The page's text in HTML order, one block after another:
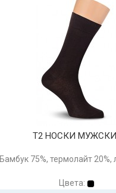
Т2 НОСКИ
Бамбук 75%, термолайт 20%,
Цвета: